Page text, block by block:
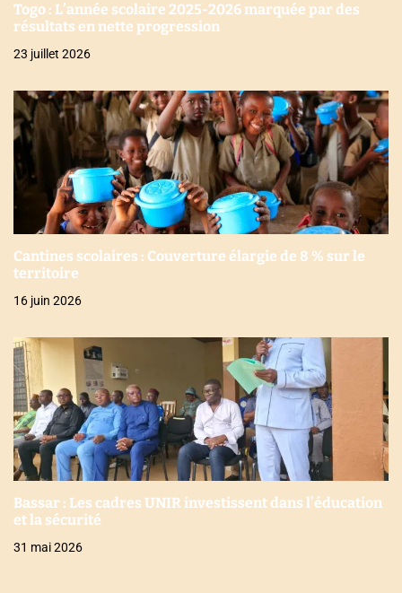
Togo : L’année scolaire 2025-2026 marquée par des
résultats en nette progression
23 juillet 2026
Cantines scolaires : Couverture élargie de 8 % sur le
territoire
16 juin 2026
Bassar : Les cadres UNIR investissent dans l’éducation
et la sécurité
31 mai 2026